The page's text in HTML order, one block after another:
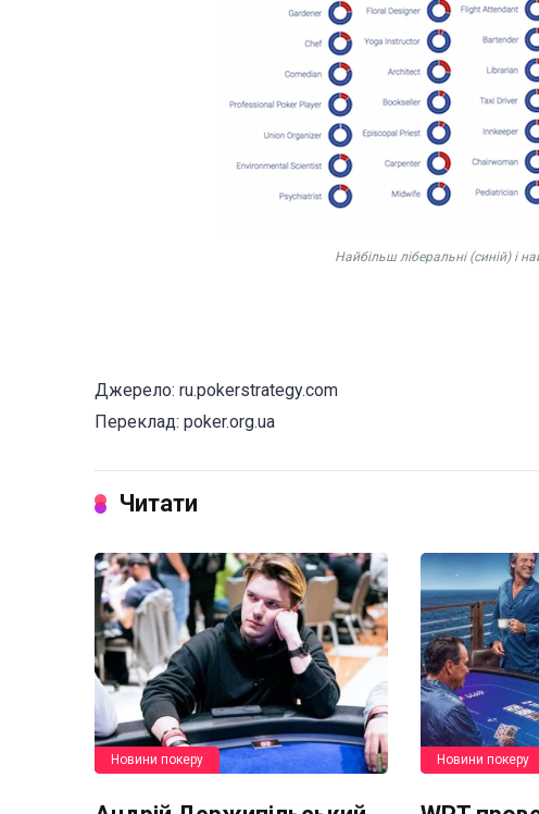
Найбільш ліберальні (синій) і
Джерело: ru.pokerstrategy.com
Переклад: poker.org.ua
Читати
Новини покеру Новини покеру